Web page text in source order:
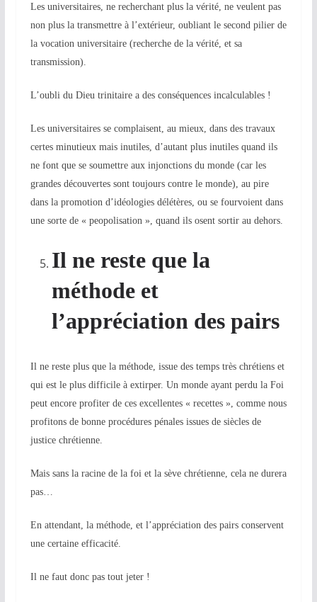
Les universitaires, ne recherchant plus la vérité, ne veulent pas
non plus la transmettre à l’extérieur, oubliant le second pilier de
la vocation universitaire (recherche de la vérité, et sa
transmission).
L’oubli du Dieu trinitaire a des conséquences incalculables !
Les universitaires se complaisent, au mieux, dans des travaux
certes minutieux mais inutiles, d’autant plus inutiles quand ils
ne font que se soumettre aux injonctions du monde (car les
grandes découvertes sont toujours contre le monde), au pire
dans la promotion d’idéologies délétères, ou se fourvoient dans
une sorte de « peopolisation », quand ils osent sortir au dehors.
Il ne reste que la
méthode et
l’appréciation des pairs
Il ne reste plus que la méthode, issuedestemps très chrétiens et
qui est le plus difficile à extirper. Un monde ayant perdu la Foi
peut encore profiter de ces excellentes « recettes », comme nous
profitons de bonne procédures pénales issues de siècles de
justice chrétienne.
Mais sans la racine de la foi et la sève chrétienne, cela ne durera
pas…
En attendant, la méthode, et l’appréciation des pairs conservent
une certaine efficacité.
Il ne faut donc pas tout jeter !